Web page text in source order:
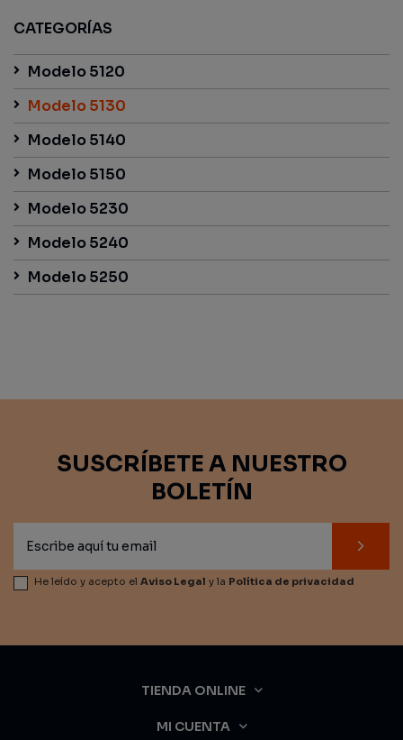
CATEGORÍAS
Modelo 5120
Modelo 5130
Modelo 5140
Modelo 5150
Modelo 5230
Modelo 5240
Modelo 5250
SUSCRÍBETE A NUESTRO
BOLETÍN
He leído y acepto el Aviso Legal y la Política de privacidad
TIENDA ONLINE
MI CUENTA